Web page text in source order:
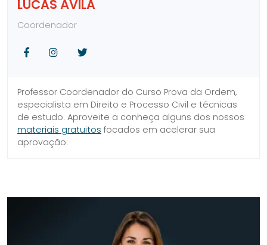
LUCAS ÁVILA
Coordenador
FacebookInstagram
Twitter
Professor Coordenador do Curso Prova da Ordem,
especialista em Direito e Processo Civil e técnicas
de estudo. Aproveite a conheça alguns dos nossos
materiais gratuitos focados em acelerar sua
aprovação.
SIDEBAR
LINKS